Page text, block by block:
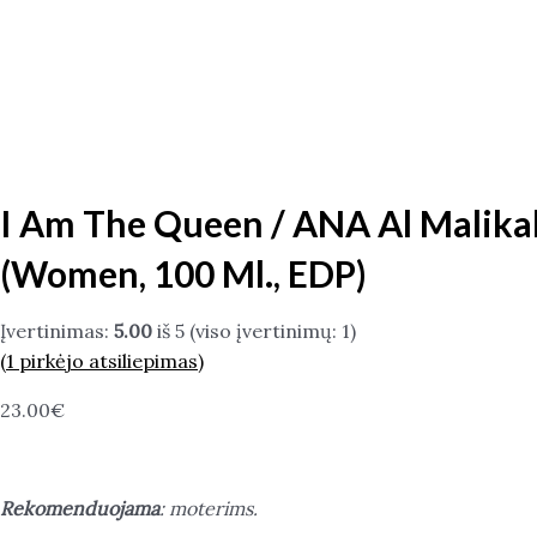
I Am The Queen / ANA Al
(Women, 100 Ml., EDP)
Įvertinimas: 5.00 iš 5 (viso įvertinimų: 1)
(1 pirkėjo atsiliepimas)
23.00€
Rekomenduojama: moterims.